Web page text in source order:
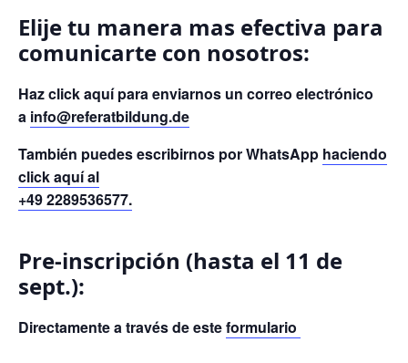
Elije tu manera mas efectiva para
comunicarte con nosotros:
Haz click aquí para enviarnos un correo electrónico
a info@referatbildung.de
También puedes escribirnos por WhatsApp haciendo
click aquí al
+49 2289536577.
Pre-inscripción (hasta el 11 de
sept.):
Directamente a través de esteformulario